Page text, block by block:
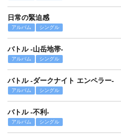
日常の緊迫感
アルバム シングル
バトル -山岳地帯-
アルバム シングル
バトル -ダークナイト エンペラー-
アルバム シングル
バトル -不利-
アルバム シングル